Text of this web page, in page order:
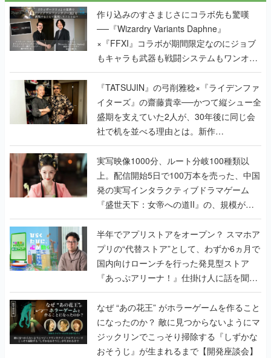
作り込みのすさまじさにコラボ先も驚嘆
──『Wizardry Variants Daphne』
×『FFXI』コラボが期間限定なのにジョブ
もキャラも武器も戦闘システムもワンオフ
で作り込まれた理由を両ディレクターに聞
く
『TATSUJIN』の弓削雅稔×『ライデンファ
イターズ』の齋藤貴幸──かつて縦シュー全
盛期を支えていた2人が、30年後に同じ会
社で机を並べる理由とは。新作
『TATSUJIN EXTREME』で初タッグを組
んだレジェンド2人に訊く開発秘話
実写映像1000分、ルート分岐100種類以
上。配信開始5日で100万本を売った、中国
発の実写インタラクティブドラマゲーム
『盛世天下：女帝への道II』の、規模が違
うこだわりをプロデューサーに聞いた
半年でアプリストアをオープン？ スマホア
プリの“代替ストア”として、わずか6ヵ月で
国内向けローンチを行った発見型ストア
『あっぷアリーナ！』仕掛け人に話を聞い
てみた
なぜ “あの花王” がホラーゲームを作ること
になったのか？ 敵に見つからないようにマ
ジックリンでこっそり掃除する『しずかな
おそうじ』が生まれるまで【開発座談会】